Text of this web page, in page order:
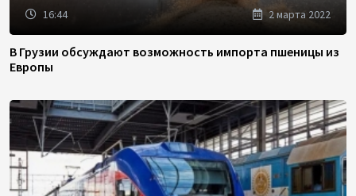
16:44 2 марта 2022
В Грузии обсуждают возможность импорта пшеницы из
Европы